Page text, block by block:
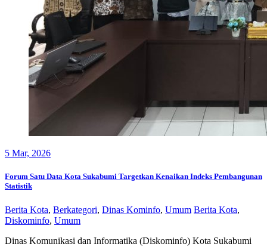
5 Mar, 2026
Forum Satu Data Kota Sukabumi Targetkan Kenaikan Indeks Pembangunan
Statistik
Berita Kota, Berkategori, Dinas Kominfo, Umum Berita Kota,
Diskominfo, Umum
Dinas Komunikasi dan Informatika (Diskominfo) Kota Sukabumi